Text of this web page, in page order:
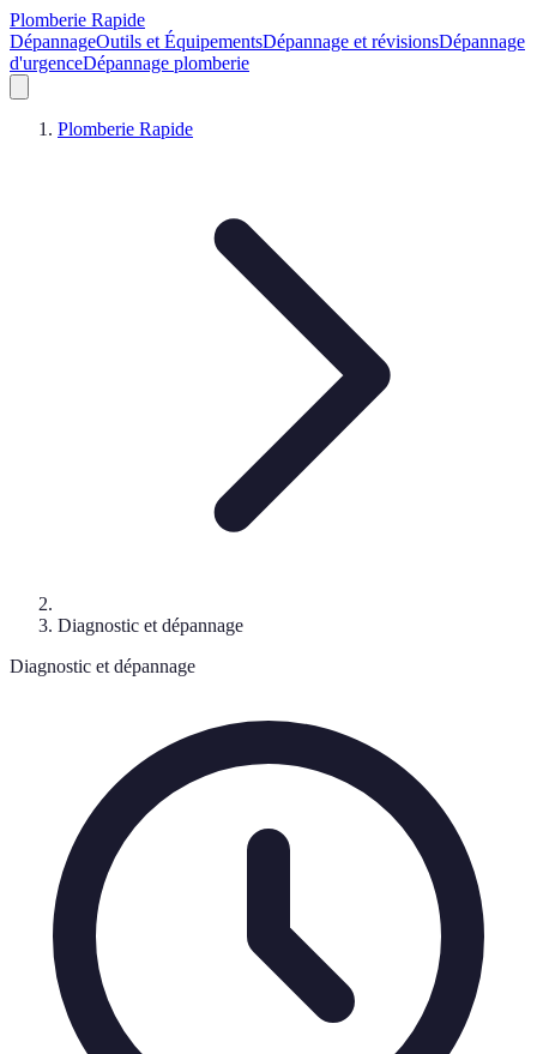
Plomberie Rapide
DépannageOutils et ÉquipementsDépannage et révisionsDépannage
d'urgenceDépannage plomberie
Plomberie Rapide
Diagnostic et dépannage
Diagnostic et dépannage